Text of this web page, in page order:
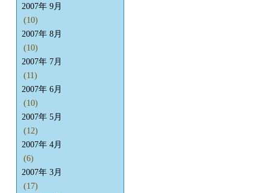
2007年 9月
(10)
2007年 8月
(10)
2007年 7月
(11)
2007年 6月
(10)
2007年 5月
(12)
2007年 4月
(6)
2007年 3月
(17)